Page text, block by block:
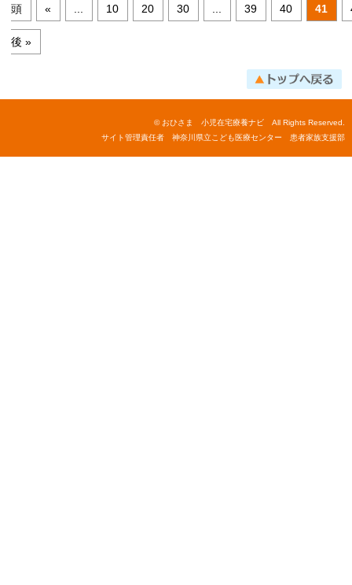
頭 « 10 20 30 39 40 41
後 »
© おひさま 小児在宅療養ナビ All Rights Reserved.
サイト管理責任者 神奈川県立こども医療センター 患者家族支援部